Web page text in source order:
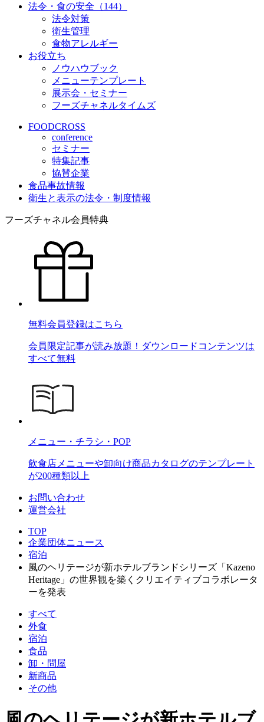
法令・食の安全（144）
法令対策
衛生管理
食物アレルギー
お役立ち
ノウハウブック
メニューテンプレート
展示会・セミナー
フーズチャネルタイムズ
FOODCROSS
conference
セミナー
特集記事
協賛企業
食品事故情報
衛生と表示の法令・制度情報
フーズチャネル会員特典
無料会員登録はこちら
会員限定記事が読み放題！ダウンロードコンテンツは
すべて無料
メニュー・チラシ・POP
飲食店メニューや卸向け商品カタログのテンプレート
が200種類以上
お問い合わせ
運営会社
TOP
企業団体ニュース
宿泊
風のヘリテージが新ホテルブランドシリーズ「Kazeno
Heritage」の世界観を築くクリエイティブコラボレータ
ーを発表
すべて
外食
宿泊
食品
卸・問屋
新商品
その他